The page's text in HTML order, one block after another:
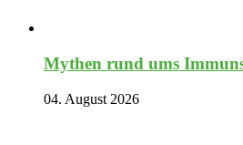
Mythen rund ums
04. August 2026